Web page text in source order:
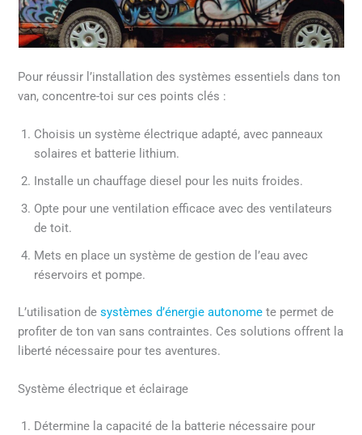
Pour réussir l’installation des systèmes essentiels dans ton
van, concentre-toi sur ces points clés :
Choisis un système électrique adapté, avec panneaux
solaires et batterie lithium.
Installe un chauffage diesel pour les nuits froides.
Opte pour une ventilation efficace avec des ventilateurs
de toit.
Mets en place un système de gestion de l’eau avec
réservoirs et pompe.
L’utilisation desystèmes d’énergie autonome te permet de
profiter de ton van sans contraintes. Ces solutions offrent la
liberté nécessaire pour tes aventures.
Système électrique et éclairage
Détermine la capacité de la batterie nécessaire pour